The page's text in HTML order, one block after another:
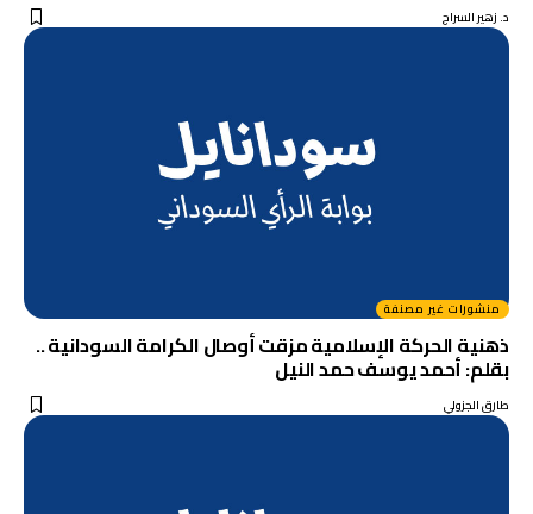
د. زهير السراج
منشورات غير مصنفة
ذهنية الحركة الإسلامية مزقت أوصال الكرامة السودانية ..
بقلم: أحمد يوسف حمد النيل
طارق الجزولي